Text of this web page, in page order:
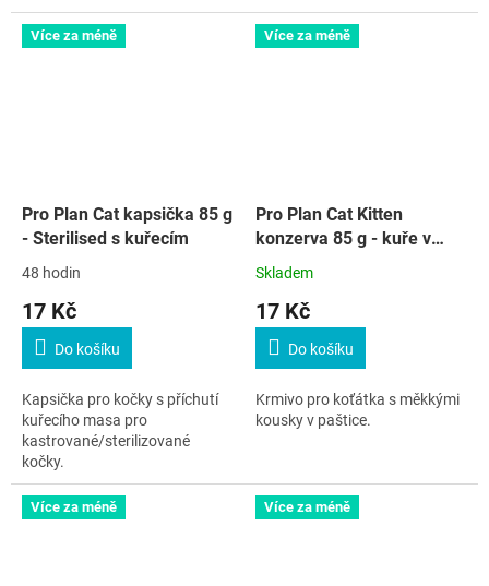
Více za méně
Pro Plan Cat kapsička 85 g
- Sterilised s kuřecím
48 hodin
17 Kč
Do košíku
Kapsička pro kočky s příchutí
kuřecího masa pro
kastrované/sterilizované
kočky.
Více za méně
Pro Plan Cat Kitten
konzerva 85 g - kuře v
paštice
Skladem
17 Kč
Do košíku
Krmivo pro koťátka s měkkými
kousky v paštice.
Více za méně Více za méně